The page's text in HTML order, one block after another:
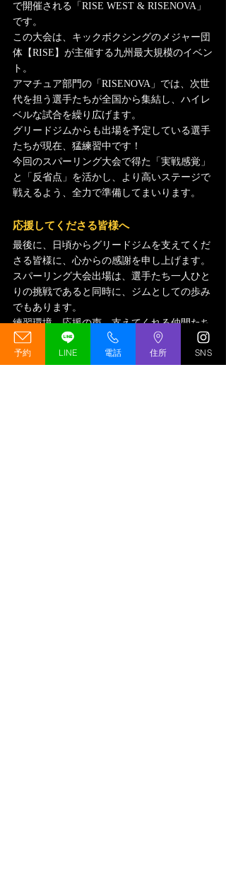
で開催される「RISE WEST & RISENOVA」
です。
この大会は、キックボクシングのメジャー団
体【RISE】が主催する九州最大規模のイベン
ト。
アマチュア部門の「RISENOVA」では、次世
代を担う選手たちが全国から集結し、ハイレ
ベルな試合を繰り広げます。
グリードジムからも出場を予定している選手
たちが現在、猛練習中です！
今回のスパーリング大会で得た「実戦感覚」
と「反省点」を活かし、より高いステージで
戦えるよう、全力で準備してまいります。
応援してくださる皆様へ
最後に、日頃からグリードジムを支えてくだ
さる皆様に、心からの感謝を申し上げます。
スパーリング大会出場は、選手たち一人ひと
りの挑戦であると同時に、ジムとしての歩み
でもあります。
練習環境、応援の声、支えてくれる仲間たち
の存在があるからこそ、選手はリングに立つ
ことができます。
予約 LINE 電話 住所 SNS